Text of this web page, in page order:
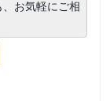
お気軽にご相